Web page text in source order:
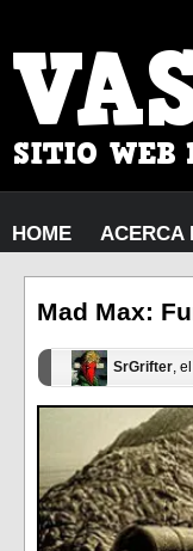
HOME ACERCA
Mad Max:
SrGrifter,